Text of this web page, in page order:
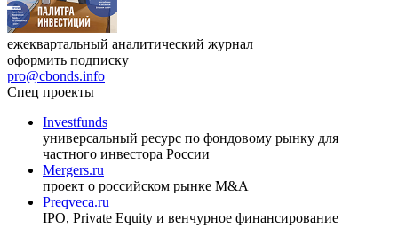
ежеквартальный аналитический журнал
оформить подписку
pro@cbonds.info
Спец проекты
Investfunds
универсальный ресурс по фондовому рынку для
частного инвестора России
Mergers.ru
проект о российском рынке M&A
Preqveca.ru
IPO, Private Equity и венчурное финансирование